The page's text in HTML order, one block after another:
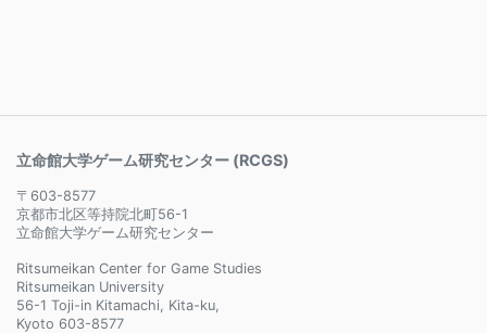
立命館大学ゲーム研究センター (RCGS)
〒603-8577
京都市北区等持院北町56-1
立命館大学ゲーム研究センター
Ritsumeikan Center for Game Studies
Ritsumeikan University
56-1 Toji-in Kitamachi, Kita-ku,
Kyoto 603-8577